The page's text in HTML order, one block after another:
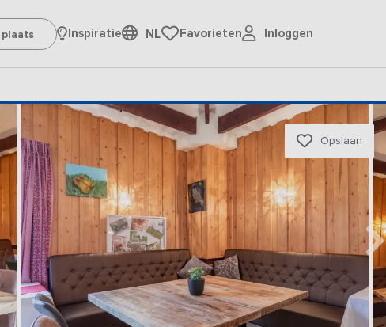
Inspiratie NL Favorieten Inloggen
Opslaan